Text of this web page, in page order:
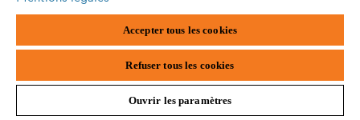
Accessoires et pièces de rechange
firefox chrome
edge
Accepter tous les cookies
Refuser tous les cookies
Ouvrir les paramètres